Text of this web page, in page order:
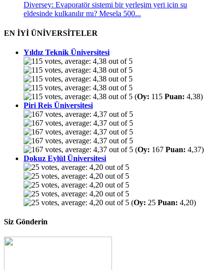
Diversey: Evaporatör sistemi bir yerleşim yeri için su
eldesinde kulkanılır mı? Mesela 500...
EN İYİ ÜNİVERSİTELER
Yıldız Teknik Üniversitesi
(Oy: 115 Puan: 4,38)
Piri Reis Üniversitesi
(Oy: 167 Puan: 4,37)
Dokuz Eylül Üniversitesi
(Oy: 25 Puan: 4,20)
Siz Gönderin